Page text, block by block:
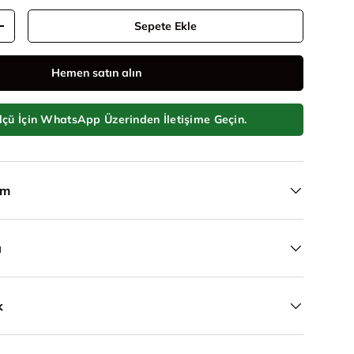
artır Sepete Ekle
Hemen satın alın
İçin WhatsApp Üzerinden İletişime Geçin.